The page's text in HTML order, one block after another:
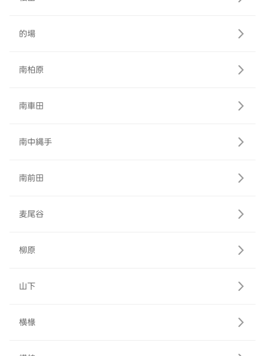
的場
南柏原
南車田
南中縄手
南前田
麦尾谷
柳原
山下
横椽